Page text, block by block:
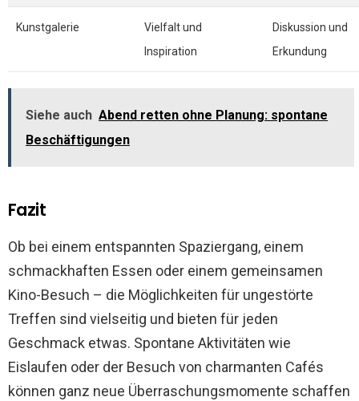
Kunstgalerie
Vielfalt und
Inspiration
Diskussion und
Erkundung
Siehe auch Abend retten ohne Planung: spontane
Beschäftigungen
Fazit
Ob bei einem entspannten Spaziergang, einem
schmackhaften Essen oder einem gemeinsamen
Kino-Besuch – die Möglichkeiten für ungestörte
Treffen sind vielseitig und bieten für jeden
Geschmack etwas. Spontane Aktivitäten wie
Eislaufen oder der Besuch von charmanten Cafés
können ganz neue Überraschungsmomente schaffen